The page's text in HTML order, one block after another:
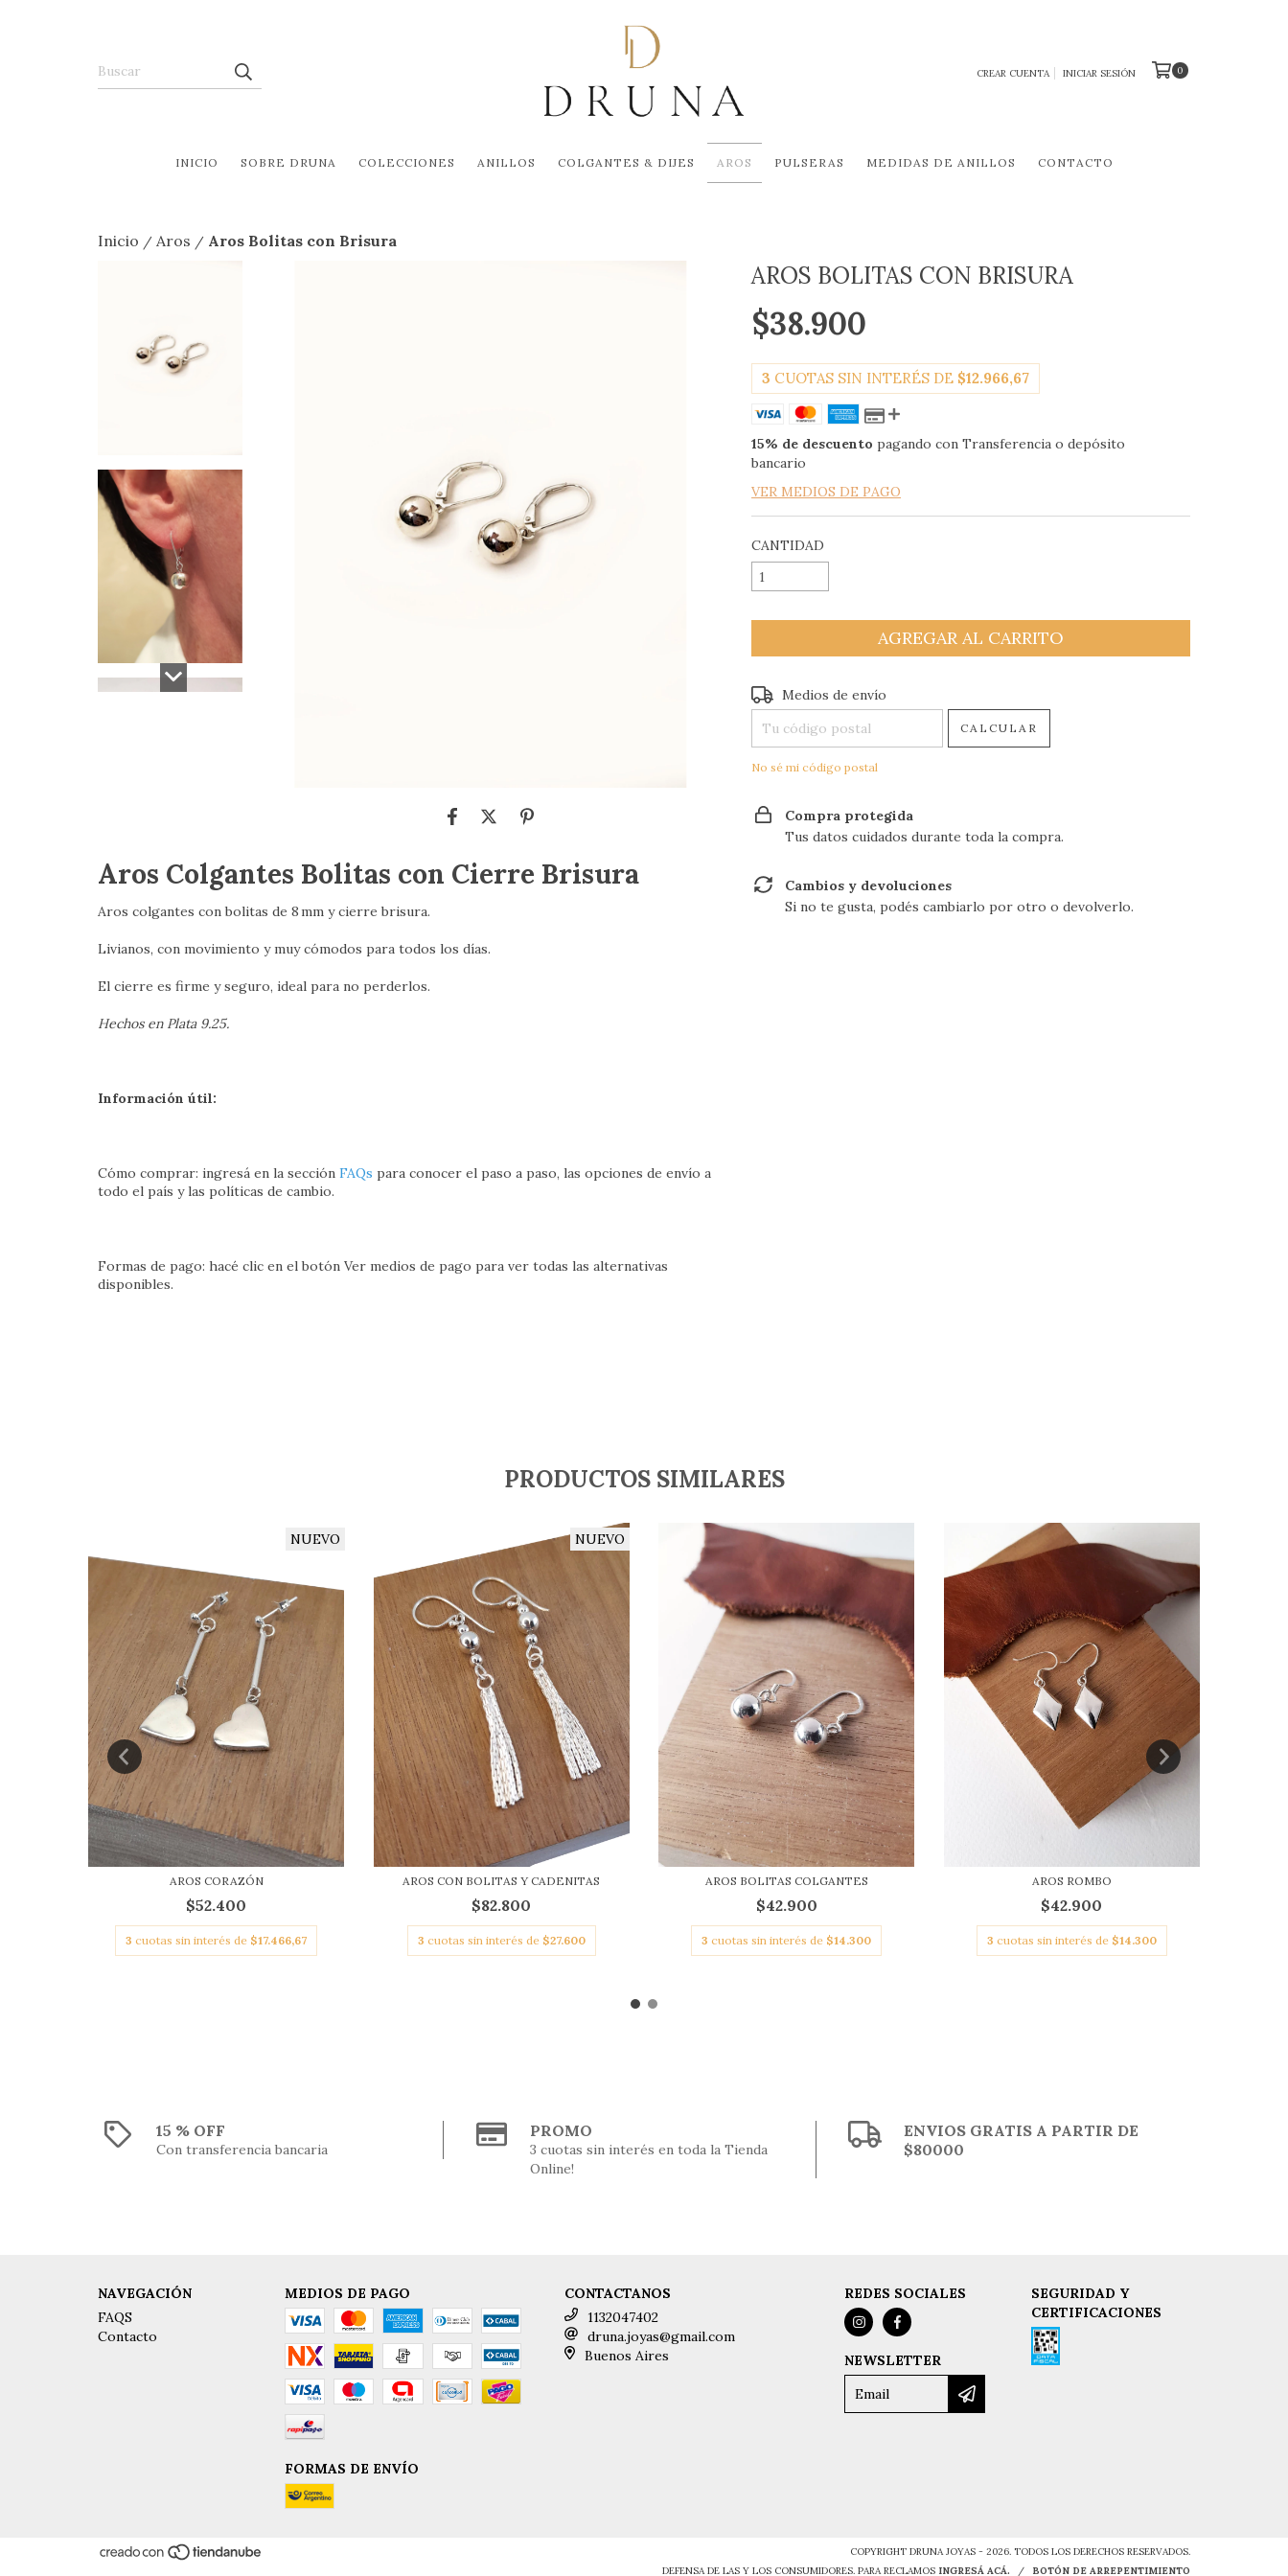
CREAR CUENTA INICIAR SESIÓN 0
INICIO SOBRE DRUNA COLECCIONES ANILLOS COLGANTES & DIJES AROS PULSERAS MEDIDAS DE ANILLOS CONTACTO
Inicio / Aros / Aros Bolitas con Brisura
Aros Colgantes Bolitas con Cierre Brisura
Aros colgantes con bolitas de 8 mm y cierre brisura.
Livianos, con movimiento y muy cómodos para todos los días.
El cierre es firme y seguro, ideal para no perderlos.
Hechos en Plata 9.25.
Información útil:
Cómo comprar: ingresá en la sección FAQs para conocer el paso a paso, las opciones de envío a
todo el país y las políticas de cambio.
Formas de pago: hacé clic en el botón Ver medios de pago para ver todas las alternativas
disponibles.
AROS BOLITAS CON BRISURA
$38.900
3 CUOTAS SIN INTERÉS DE $12.966,67
15% de descuento pagando con Transferencia o depósito
bancario
VER MEDIOS DE PAGO
CANTIDAD
Entregas para el CP:
Medios de envío
CALCULAR
No sé mi código postal
Compra protegida
Tus datos cuidados durante toda la compra.
Cambios y devoluciones
Si no te gusta, podés cambiarlo por otro o devolverlo.
PRODUCTOS SIMILARES
NUEVO
AROS CORAZÓN
$52.400
3 cuotas sin interés de $17.466,67
NUEVO
AROS CON BOLITAS Y CADENITAS
$82.800
3 cuotas sin interés de $27.600
AROS BOLITAS COLGANTES
$42.900
3 cuotas sin interés de $14.300
AROS ROMBO
$42.900
3 cuotas sin interés de $14.300
15 % OFF
Con transferencia bancaria
PROMO
3 cuotas sin interés en toda la Tienda
Online!
ENVIOS GRATIS A PARTIR DE
$80000
NAVEGACIÓN
FAQS
Contacto
MEDIOS DE PAGO
FORMAS DE ENVÍO
CONTACTANOS
1132047402
druna.joyas@gmail.com
Buenos Aires
REDES SOCIALES
NEWSLETTER
SEGURIDAD Y
CERTIFICACIONES
COPYRIGHT DRUNA JOYAS - 2026. TODOS LOS DERECHOS RESERVADOS.
DEFENSA DE LAS Y LOS CONSUMIDORES. PARA RECLAMOS INGRESÁ ACÁ. / BOTÓN DE ARREPENTIMIENTO